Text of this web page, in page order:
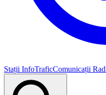
Stații InfoTraficComunicații